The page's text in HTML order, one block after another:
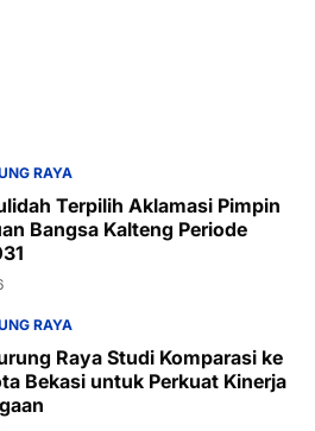
RAYA
Terpilih Aklamasi Pimpin
Bangsa Kalteng Periode
RAYA
Raya Studi Komparasi ke
Bekasi untuk Perkuat Kinerja